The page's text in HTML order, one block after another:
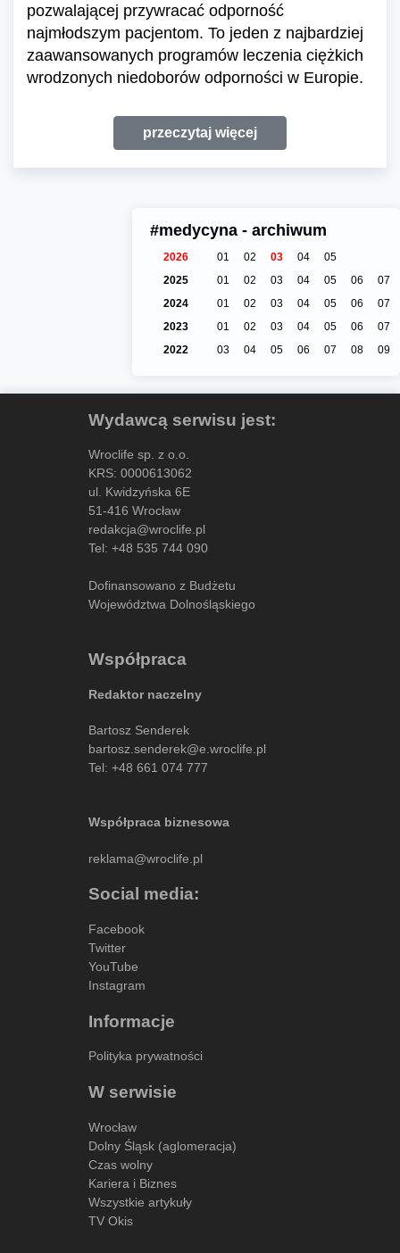
pozwalającej przywracać odporność
najmłodszym pacjentom. To jeden z najbardziej
zaawansowanych programów leczenia ciężkich
wrodzonych niedoborów odporności w Europie.
przeczytaj więcej
#medycyna - archiwum
2026 01 02 03 04
05
2025
01 02 03 04 05 06
07
2024
01 02 03 04 05 06
07
2023
01 02 03 04 05 06
07
2022
03 04 05 06 07 08 09
Wydawcą serwisu jest:
Wroclife sp. z o.o.
KRS: 0000613062
ul. Kwidzyńska 6E
51-416 Wrocław
redakcja@wroclife.pl
Tel: +48 535 744 090
Dofinansowano z Budżetu
Województwa Dolnośląskiego
Współpraca
Redaktor naczelny
Bartosz Senderek
bartosz.senderek@e.wroclife.pl
Tel: +48 661 074 777
Współpraca biznesowa
reklama@wroclife.pl
Social media:
Facebook
Twitter
YouTube
Instagram
Informacje
Polityka prywatności
W serwisie
Wrocław
Dolny Śląsk (aglomeracja)
Czas wolny
Kariera i Biznes
Wszystkie artykuły
TV Okis